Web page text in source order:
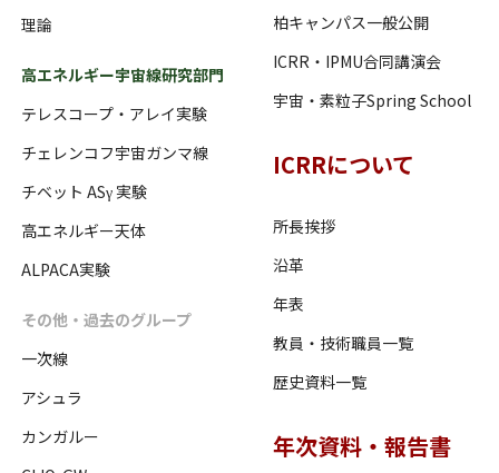
理論
高エネルギー宇宙線研究部門
テレスコープ・アレイ実験
チェレンコフ宇宙ガンマ線
チベット ASγ 実験
高エネルギー天体
ALPACA実験
その他・過去のグループ
一次線
アシュラ
カンガルー
柏キャンパス一般公開
ICRR・IPMU合同講演会
宇宙・素粒子Spring School
ICRRについて
所長挨拶
沿革
年表
教員・技術職員一覧
歴史資料一覧
年次資料・報告書